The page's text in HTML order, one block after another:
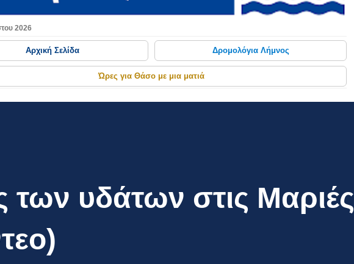
2026
Αρχική Σελίδα Δρομολόγια Λήμνος
Ώρες για Θάσο με μια ματιά
των υδάτων στις Μαριές